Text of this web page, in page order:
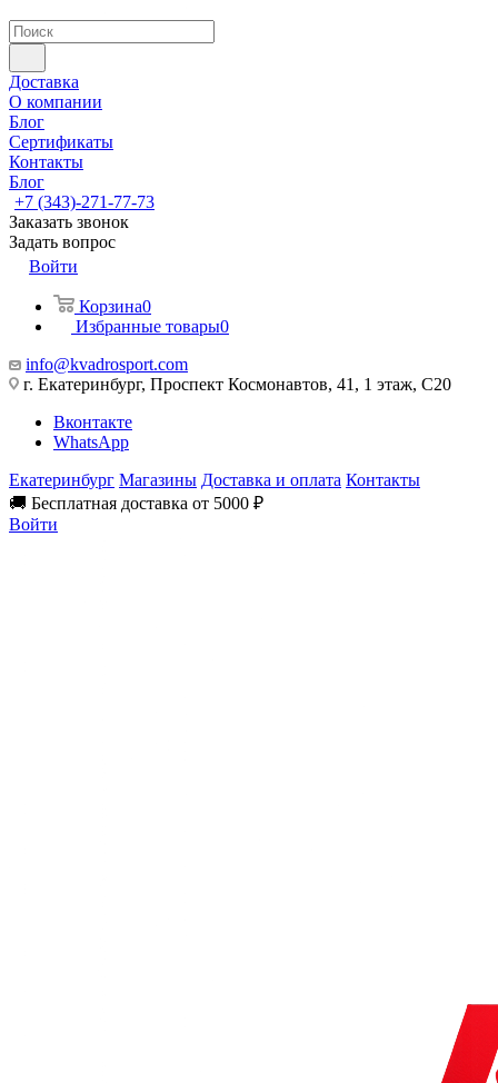
Доставка
О компании
Блог
Сертификаты
Контакты
Блог
+7 (343)-271-77-73
Заказать звонок
Задать вопрос
Войти
Корзина0
Избранные товары0
info@kvadrosport.com
г. Екатеринбург, Проспект Космонавтов, 41, 1 этаж, С20
Вконтакте
WhatsApp
Екатеринбург Магазины Доставка и оплата Контакты
🚚 Бесплатная доставка от 5000 ₽
Войти